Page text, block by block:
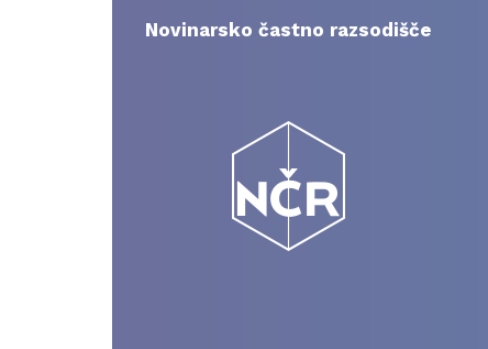
contentNovinarsko častno razsodišče